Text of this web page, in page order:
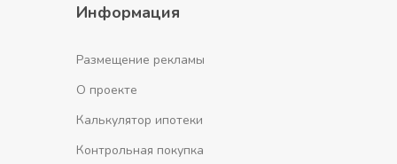
Информация
Размещение рекламы
О проекте
Калькулятор ипотеки
Контрольная покупка